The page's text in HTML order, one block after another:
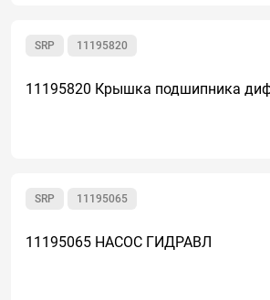
11195820
SRP
11195820 Крышка подшипника
11195065
SRP
11195065 НАСОС ГИДРАВЛ